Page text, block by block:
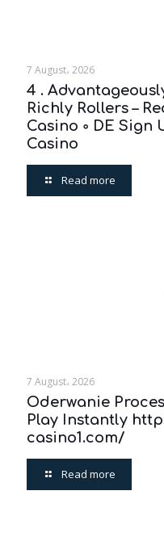
7 August، 2026
4 .
Richly Rollers –
Casino ◦ DE Sign
Casino
Read more
7 August، 2026
Oderwanie
Play Instantly
casino1.com/
Read more